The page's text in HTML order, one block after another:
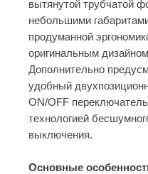
вытянутой трубчатой
небольшими
продуманной
оригинальным
Дополнительно
удобный
ON/OFF
технологией
выключения.
Основные